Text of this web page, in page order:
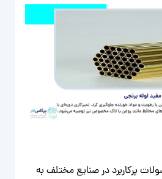
پرکاربرد در صنایع مختلف به